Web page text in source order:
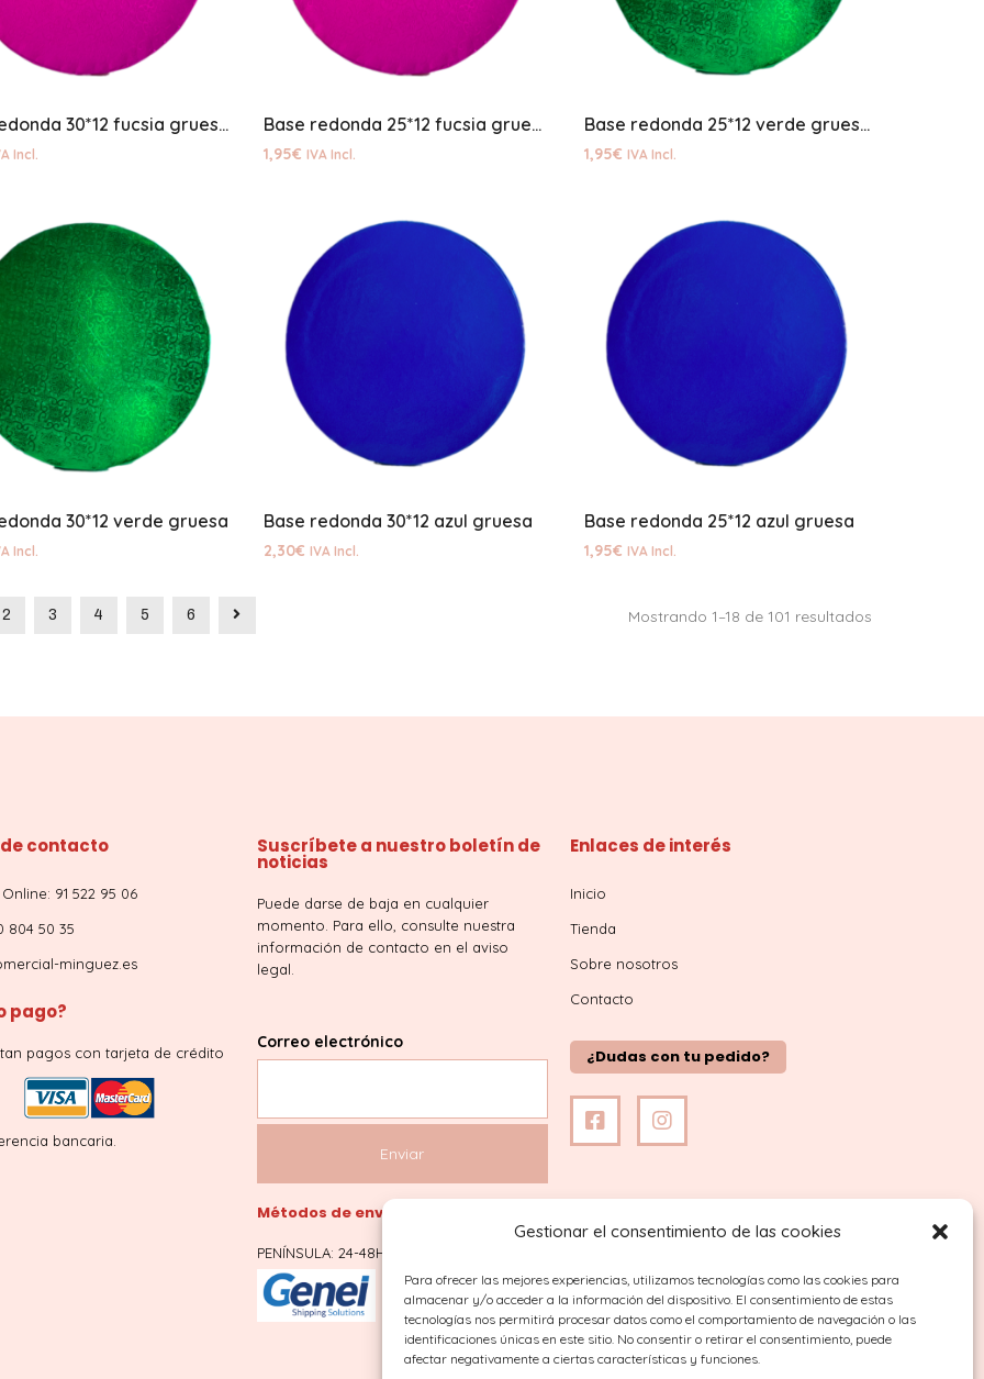
Gestionar el consentimiento de las cookies
Para ofrecer las mejores experiencias, utilizamos tecnologías como las cookies para
almacenar y/o acceder a la información del dispositivo. El consentimiento de estas
tecnologías nos permitirá procesar datos como el comportamiento de navegación o las
identificaciones únicas en este sitio. No consentir o retirar el consentimiento, puede
afectar negativamente a ciertas características y funciones.
Base redonda 30*12 fucsia gruesa
Incl.
Base redonda 25*12 fucsia gruesa
1,95€ IVA Incl.
Base redonda 25*12 verde gruesa
1,95€ IVA Incl.
30*12 verde gruesa
Incl.
Base redonda 30*12 azul gruesa
2,30€ IVA Incl.
Base redonda 25*12 azul gruesa
1,95€ IVA Incl.
2 3 4 5 6 Mostrando 1–18 de 101 resultados
contacto
91 522 95 06
804 50 35
minguez.es
pago?
pagos con tarjeta de crédito
bancaria.
Suscríbete a nuestro boletín de
noticias
Puede darse de baja en cualquier
momento. Para ello, consulte nuestra
información de contacto en el aviso
legal.
Correo electrónico
Métodos de envío
PENÍNSULA: 24-48H
Enlaces de interés
Inicio
Tienda
Sobre nosotros
Contacto
¿Dudas con tu pedido?